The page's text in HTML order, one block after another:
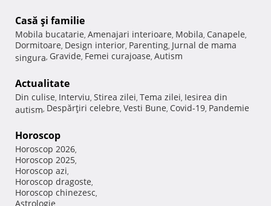
Casă şi familie
Mobila bucatarie, Amenajari interioare, Mobila, Canapele,
Dormitoare, Design interior, Parenting, Jurnal de mama
singura, Gravide, Femei curajoase, Autism
Actualitate
Din culise, Interviu, Stirea zilei, Tema zilei, Iesirea din
autism, Despărţiri celebre, Vesti Bune, Covid-19, Pandemie
Horoscop
Horoscop 2026,
Horoscop 2025,
Horoscop azi,
Horoscop dragoste,
Horoscop chinezesc,
Astrologie